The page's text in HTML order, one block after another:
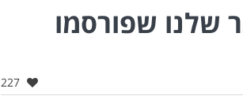
שלנו שפורסמו
אהבו:
227